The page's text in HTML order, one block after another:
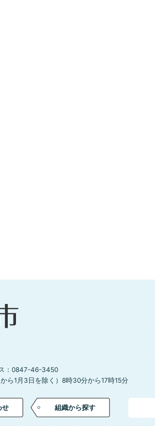
：0847-46-3450
ら1月3日を除く）8時30分から17時15分
せ 組織から探す